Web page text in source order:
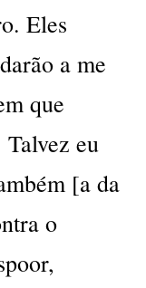
Eles
a me
que
eu
[a da
o